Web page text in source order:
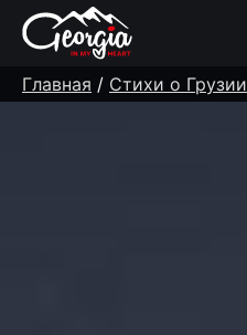
Главная / Стихи о Грузии